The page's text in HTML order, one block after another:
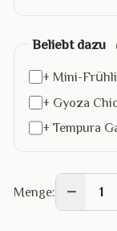
Beliebt dazu
+ Mini-
+ Gyoza
+ Tempura
Menge: − 1